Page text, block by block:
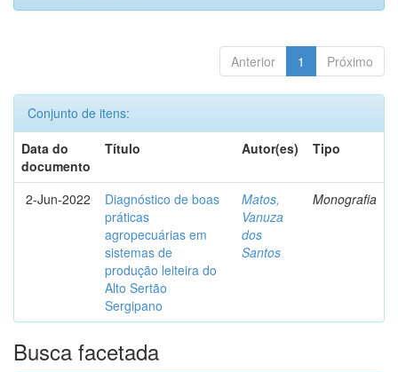
Anterior 1 Próximo
Conjunto de itens:
Data do
documento
Título Autor(es) Tipo
2-Jun-2022
Diagnóstico de boas
práticas
agropecuárias em
sistemas de
produção leiteira do
Alto Sertão
Sergipano
Matos,
Vanuza
dos
Santos
Monografia
Busca facetada